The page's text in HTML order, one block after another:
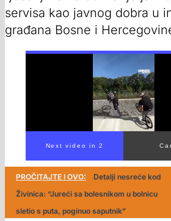
servisa kao javnog dobra u
građana Bosne i
PROČITAJTE I OVO:
Detalji nesreće kod
Živinica: “Jureći sa bolesnikom u bolnicu
sletio s puta, poginuo saputnik”